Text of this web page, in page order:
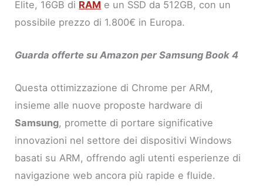
Elite, 16GB di RAM e un SSD da 512GB, con un
possibile prezzo di 1.800€ in Europa.
Guarda offerte su Amazon per Samsung Book 4
Questa ottimizzazione di Chrome per ARM,
insieme alle nuove proposte hardware di
Samsung, promette di portare significative
innovazioni nel settore dei dispositivi Windows
basati su ARM, offrendo agli utenti esperienze di
navigazione web ancora più rapide e fluide.